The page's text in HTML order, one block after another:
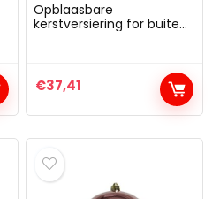
Opblaasbare
kerstversiering for buiten
met licht,
afstandsbediening,
luchtpomp for tuin- en
€37,41